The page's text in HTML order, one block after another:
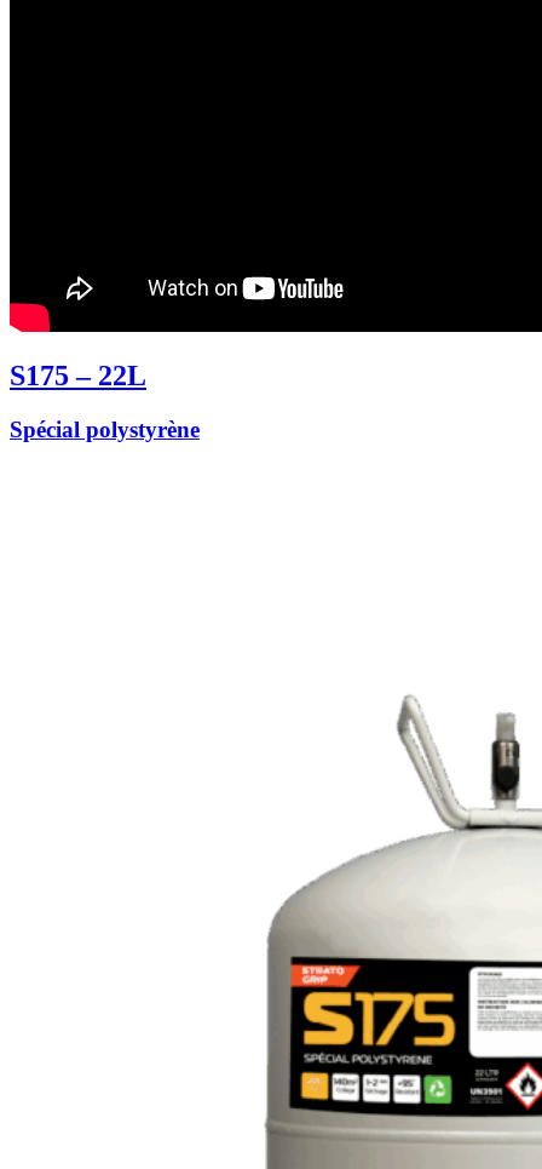
S175 – 22L
Spécial polystyrène